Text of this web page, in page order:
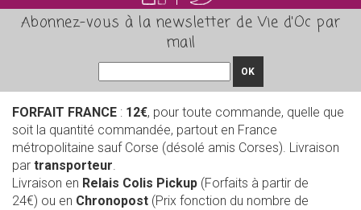
Abonnez-vous à la newsletter de Vie d'Oc par
mail
OK
FORFAIT FRANCE : 12€, pour toute commande, quelle que
soit la quantité commandée, partout en France
métropolitaine sauf Corse (désolé amis Corses). Livraison
par transporteur.
Livraison en Relais Colis Pickup (Forfaits à partir de
24€) ou en Chronopost (Prix fonction du nombre de